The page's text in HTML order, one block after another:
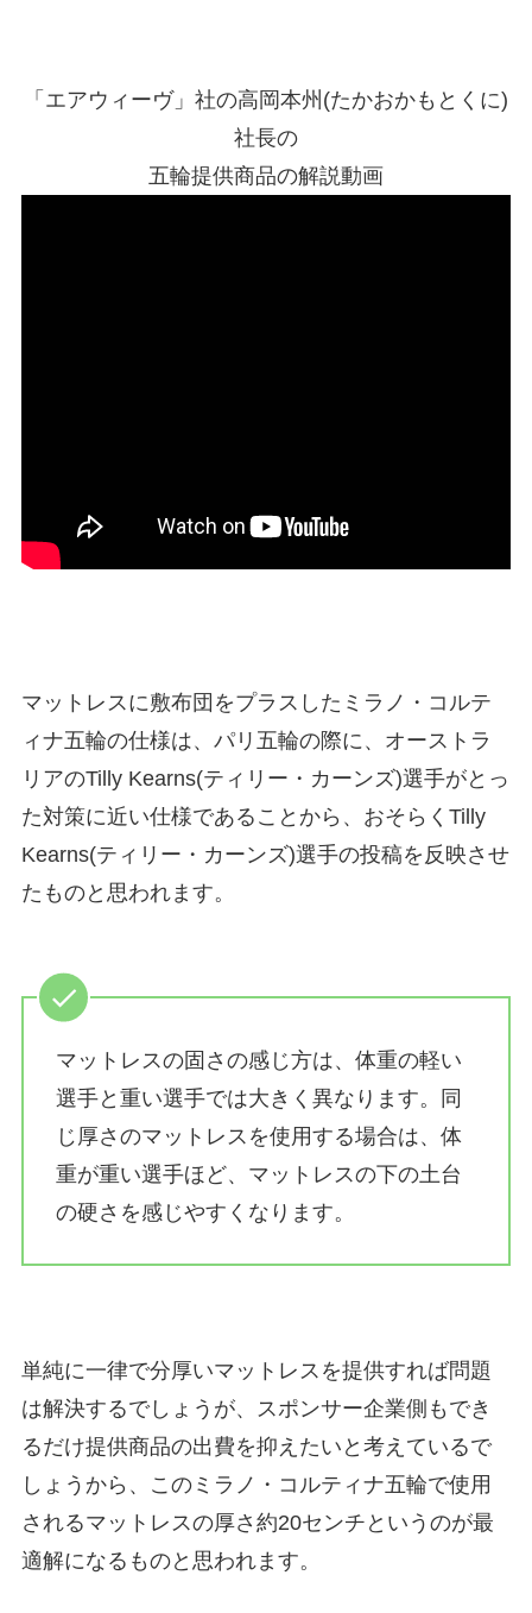
「エアウィーヴ」社の高岡本州(たかおかもとくに)
社長の
五輪提供商品の解説動画
マットレスに敷布団をプラスしたミラノ・コルテ
ィナ五輪の仕様は、パリ五輪の際に、オーストラ
リアのTilly Kearns(ティリー・カーンズ)選手がとっ
た対策に近い仕様であることから、おそらくTilly
Kearns(ティリー・カーンズ)選手の投稿を反映させ
たものと思われます。
マットレスの固さの感じ方は、体重の軽い
選手と重い選手では大きく異なります。同
じ厚さのマットレスを使用する場合は、体
重が重い選手ほど、マットレスの下の土台
の硬さを感じやすくなります。
単純に一律で分厚いマットレスを提供すれば問題
は解決するでしょうが、スポンサー企業側もでき
るだけ提供商品の出費を抑えたいと考えているで
しょうから、このミラノ・コルティナ五輪で使用
されるマットレスの厚さ約20センチというのが最
適解になるものと思われます。